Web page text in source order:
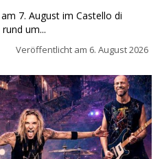
7. August im Castello di
um...
Veröffentlicht am 6. August 2026